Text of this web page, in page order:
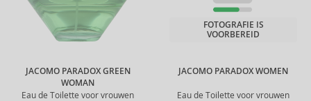
JACOMO PARADOX GREEN
WOMAN
Eau de Toilette voor vrouwen
JACOMO PARADOX WOMEN
Eau de Toilette voor vrouwen
FOTOGRAFIE IS
VOORBEREID